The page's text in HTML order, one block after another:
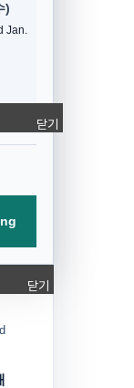
)
Jan.
닫기
닫기